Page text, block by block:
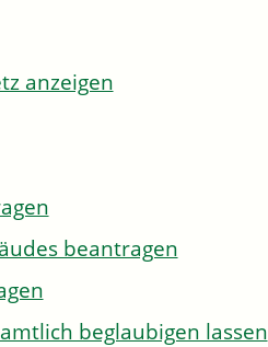
anzeigen
beantragen
beglaubigen lassen